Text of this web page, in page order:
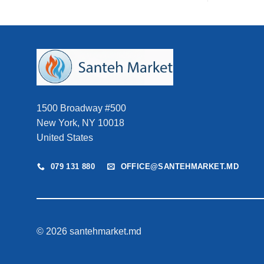
1500 Broadway #500
New York, NY 10018
United States
079 131 880 OFFICE@SANTEHMARKET.MD
© 2026 santehmarket.md